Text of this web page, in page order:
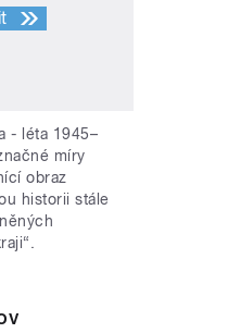
- léta 1945–
míry
obraz
historii stále